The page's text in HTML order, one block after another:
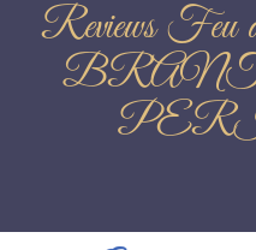
Reviews Feu